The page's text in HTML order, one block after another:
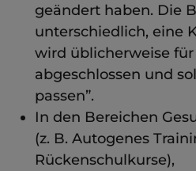
geändert haben. Die
unterschiedlich, eine
wird üblicherweise
abgeschlossen und
passen”.
In den Bereichen
(z. B. Autogenes
Rückenschulkurse),